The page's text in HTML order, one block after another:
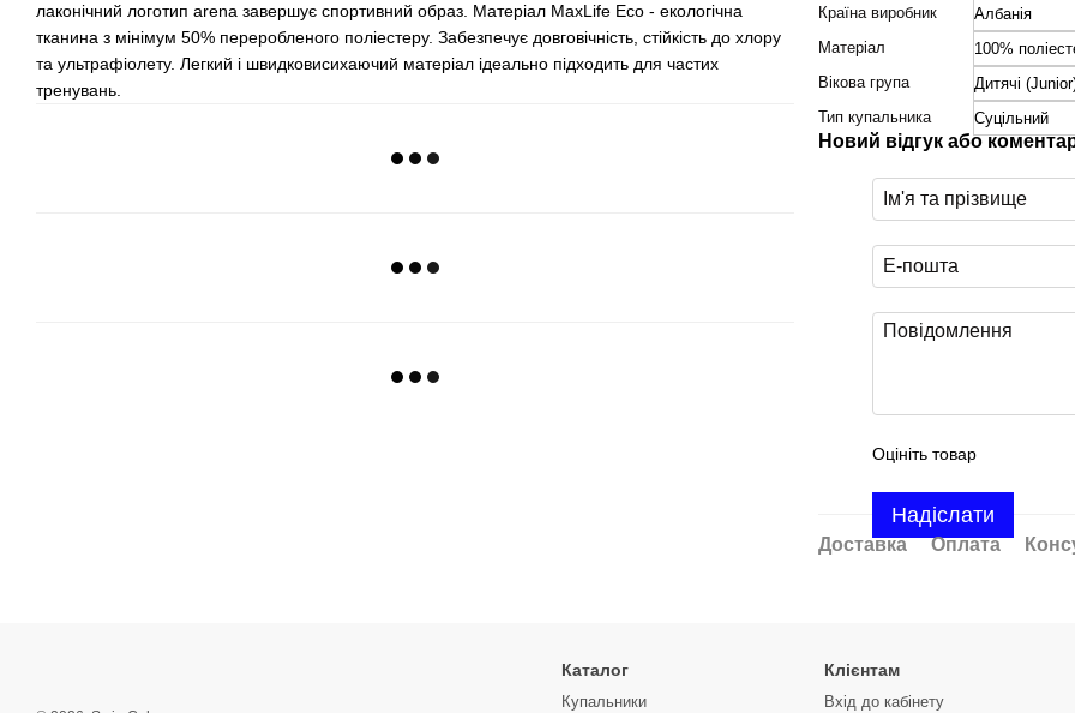
лаконічний логотип arena завершує спортивний образ. Матеріал MaxLife Eco - екологічна
тканина з мінімум 50% переробленого поліестеру. Забезпечує довговічність, стійкість до хлору
та ультрафіолету. Легкий і швидковисихаючий матеріал ідеально підходить для частих
тренувань.
Країна виробник
Албанія
Матеріал
100%
Вікова група
Дитячі
Тип купальника
Суцільний
Новий відгук або
Оцініть товар
Надіслати
Доставка Оплата
Каталог
Купальники
Клієнтам
Вхід до кабінету